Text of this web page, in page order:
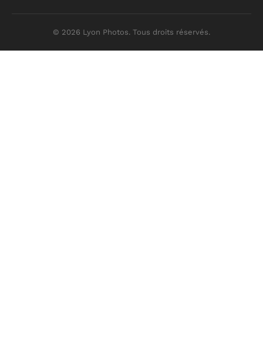
© 2026 Lyon Photos. Tous droits réservés.